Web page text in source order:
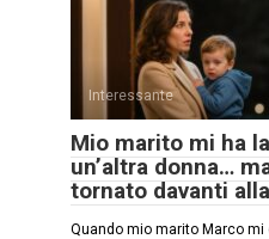
Interessante
Mio marito mi ha
un’altra donna…
tornato davanti
Quando mio marito Marco